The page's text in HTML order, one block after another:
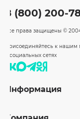
8 (800) 200-
Все права защищены ©
Присоединяйтесь к нашим
в социальных сетях
Информация